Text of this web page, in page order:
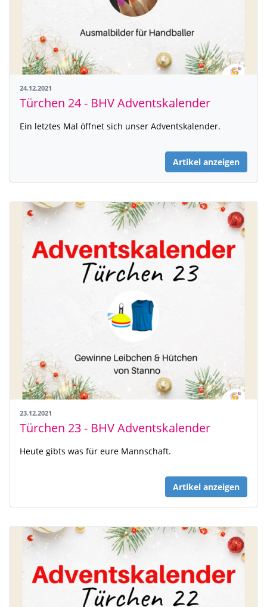
24.12.2021
Türchen 24 - BHV Adventskalender
Ein letztes Mal öffnet sich unser Adventskalender.
Artikel anzeigen
23.12.2021
Türchen 23 - BHV Adventskalender
Heute gibts was für eure Mannschaft.
Artikel anzeigen